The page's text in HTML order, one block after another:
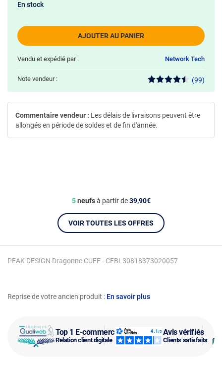
Top 1 E-commerce
Relation client digitale
Avis vérifiés
Clients satisfaits
Reprise de votre ancien produit : En savoir plus
PEAK DESIGN Dragonne CUFF - CFBL30818373020057
AJOUTER AU PANIER
En stock
Vendu et expédié par : Network Tech
Note vendeur : (99)
5neufsà partir de39,90€
VOIR TOUTES LES OFFRES
Commentaire vendeur : Les délais de livraisons peuvent être
allongés en période de soldes et de fin d'année.